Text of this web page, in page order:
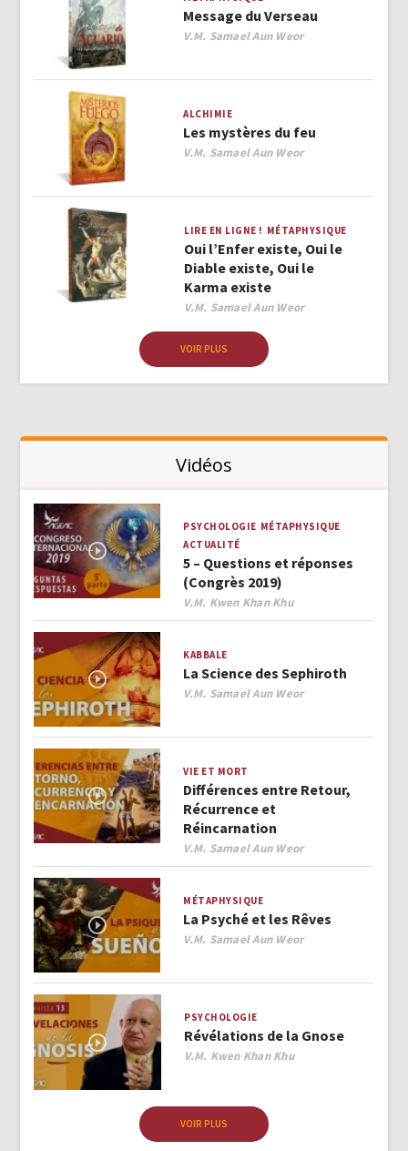
Message du Verseau
Author
V.M. Samael Aun Weor
ALCHIMIE
Les mystères du feu
Author
V.M. Samael Aun Weor
LIRE EN LIGNE ! MÉTAPHYSIQUE
Oui l’Enfer existe, Oui le
Diable existe, Oui le
Karma existe
Author
V.M. Samael Aun Weor
VOIR PLUS
Vidéos
PSYCHOLOGIE MÉTAPHYSIQUE
ACTUALITÉ
5 – Questions et réponses
(Congrès 2019)
Author
V.M. Kwen Khan Khu
KABBALE
La Science des Sephiroth
Author
V.M. Samael Aun Weor
VIE ET MORT
Différences entre Retour,
Récurrence et
Réincarnation
Author
V.M. Samael Aun Weor
MÉTAPHYSIQUE
La Psyché et les Rêves
Author
V.M. Samael Aun Weor
PSYCHOLOGIE
Révélations de la Gnose
Author
V.M. Kwen Khan Khu
VOIR PLUS